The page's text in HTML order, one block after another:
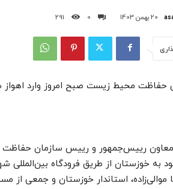
20 بهمن 1403 0
291
حفاظت محیط زیست صبح امروز وارد اهواز
به خوزستان از طریق فرودگاه بین‌المللی
استاندار خوزستان و جمعی از